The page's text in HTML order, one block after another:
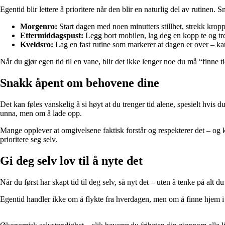
Egentid blir lettere å prioritere når den blir en naturlig del av rutinen.
Morgenro: Start dagen med noen minutters stillhet, strekk
Ettermiddagspust: Legg bort mobilen, lag deg en kopp te og
Kveldsro: Lag en fast rutine som markerer at dagen er over –
Når du gjør egen tid til en vane, blir det ikke lenger noe du må “finne
Snakk åpent om behovene dine
Det kan føles vanskelig å si høyt at du trenger tid alene, spesielt hvis
unna, men om å lade opp.
Mange opplever at omgivelsene faktisk forstår og respekterer det –
prioritere seg selv.
Gi deg selv lov til å nyte det
Når du først har skapt tid til deg selv, så nyt det – uten å tenke på alt
Egentid handler ikke om å flykte fra hverdagen, men om å finne hjem